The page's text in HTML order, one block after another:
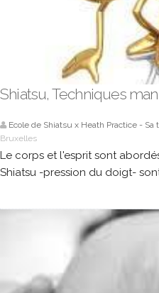
Shiatsu, Techniques
Ecole de Shiatsu x Heath Practice - Sa
Bruxelles
Le corps et l'esprit sont
Shiatsu -pression du doigt-